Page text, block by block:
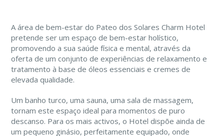
A área de bem-estar do Pateo dos Solares Charm Hotel
pretende ser um espaço de bem-estar holístico,
promovendo a sua saúde física e mental, através da
oferta de um conjunto de experiências de relaxamento e
tratamento à base de óleos essenciais e cremes de
elevada qualidade.
Um banho turco, uma sauna, uma sala de massagem,
tornam este espaço ideal para momentos de puro
descanso. Para os mais activos, o Hotel dispõe ainda de
um pequeno ginásio, perfeitamente equipado, onde